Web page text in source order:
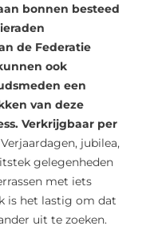
bonnen besteed
de Federatie
ook
een
van deze
Verkrijgbaar per
Verjaardagen, jubilea,
gelegenheden
met iets
is het lastig om dat
uit te zoeken.